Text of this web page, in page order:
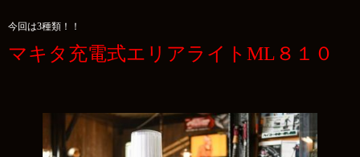
今回は3種類！！
マキタ充電式エリアライトML８１０